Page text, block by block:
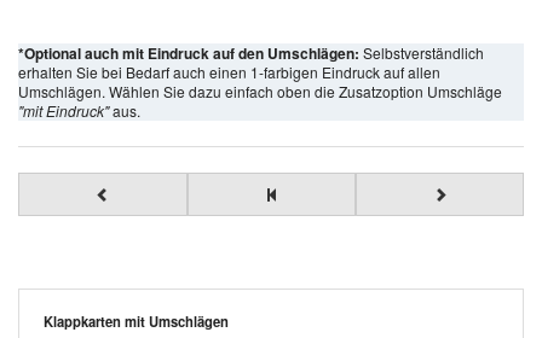
*Optional auch mit Eindruck auf den Umschlägen: Selbstverständlich
erhalten Sie bei Bedarf auch einen 1-farbigen Eindruck auf allen
Umschlägen. Wählen Sie dazu einfach oben die Zusatzoption Umschläge
"mit Eindruck"aus.
Klappkarten mit Umschlägen